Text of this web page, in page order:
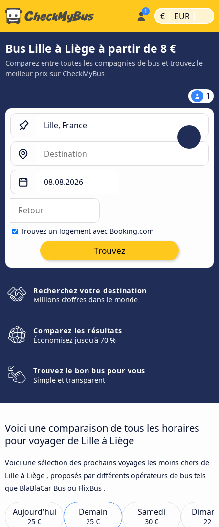
€ | EUR |
Bus Lille à Liège à partir de 8 €
Comparez entre toutes les compagnies de bus et trouvez le
meilleur prix sur CheckMyBus
1
Trouvez un logement avec Booking.com
Trouvez
Recherchez votre destination
Millions d'offres dans le monde
Comparez les résultats
Économisez jusqu'à 70 %
Trouvez le bon bus pour vous
Simple et transparent
Voici une comparaison de tous les horaires
pour voyager de Lille à Liège
Voici une sélection des prochains voyages les moins chers de
Lille à Liège , proposés par différents opérateurs de bus tels
que BlaBlaCar Bus ou FlixBus .
Aujourd'hui
25 €
Demain
25 €
Samedi
30 € 22 €